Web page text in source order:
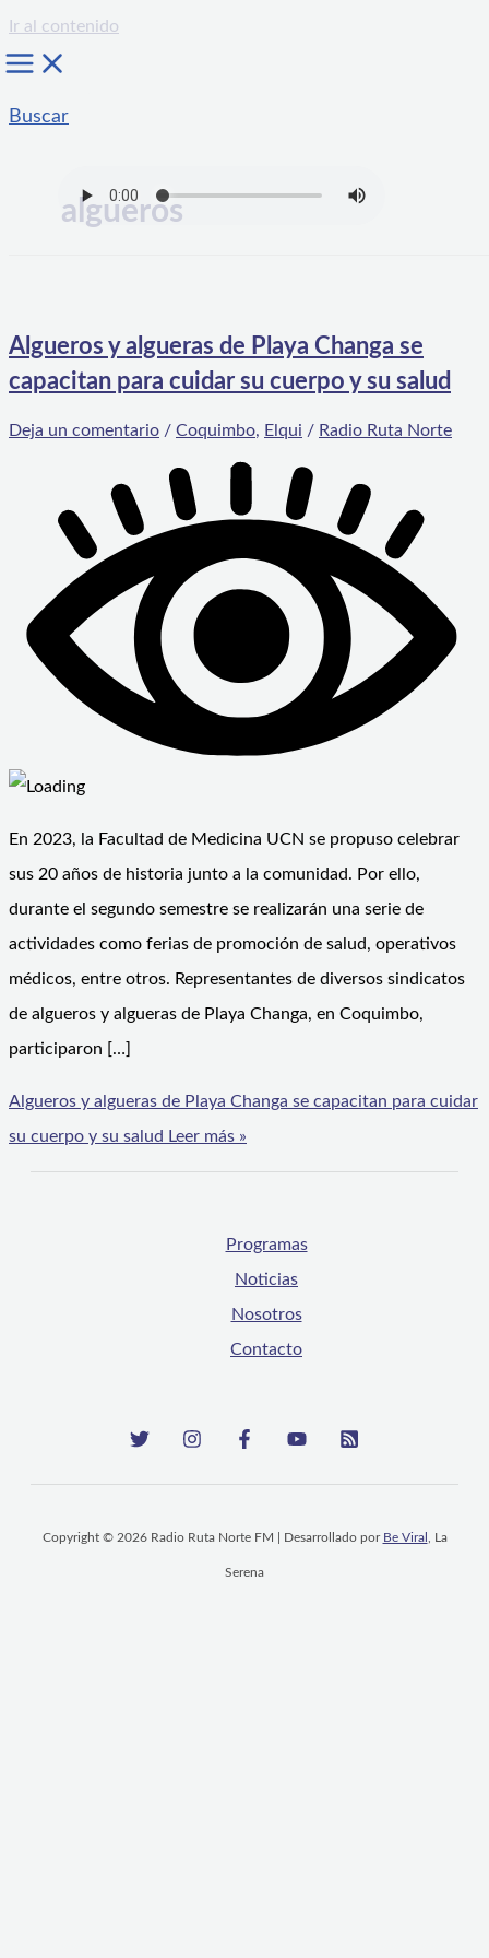
Ir al contenido
Buscar
algueros
Algueros y algueras de Playa Changa se
capacitan para cuidar su cuerpo y su salud
Deja un comentario / Coquimbo, Elqui / Radio Ruta Norte
En 2023, la Facultad de Medicina UCN se propuso celebrar
sus 20 años de historia junto a la comunidad. Por ello,
durante el segundo semestre se realizarán una serie de
actividades como ferias de promoción de salud, operativos
médicos, entre otros. Representantes de diversos sindicatos
de algueros y algueras de Playa Changa, en Coquimbo,
participaron […]
Algueros y algueras de Playa Changa se capacitan para cuidar
su cuerpo y su salud Leer más »
Programas
Noticias
Nosotros
Contacto
Copyright © 2026 Radio Ruta Norte FM | Desarrollado por Be Viral , La
Serena